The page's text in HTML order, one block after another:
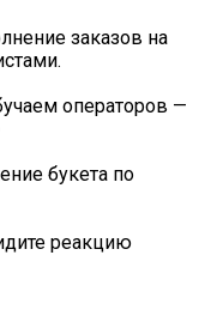
заказов на
операторов —
букета по
реакцию